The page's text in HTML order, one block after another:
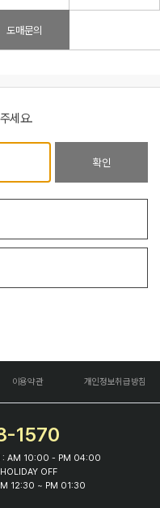
도매문의
세요.
확인
이용약관 개인정보취급방침
1570
: AM 10:00 - PM 04:00
OFF
12:30 ~ PM 01:30